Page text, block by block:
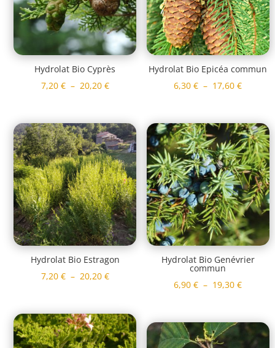
Hydrolat Bio Cyprès
7,20 € – 20,20 €Plage
7,20 €
à
20,20 €
Hydrolat Bio Epicéa commun
6,30€ – 17,60€Plage
6,30 €
à
17,60 €
Hydrolat Bio Estragon
7,20 € – 20,20 €Plage
7,20 €
à
Hydrolat Bio Genévrier
commun
6,90€ – 19,30€Plage
6,90 €